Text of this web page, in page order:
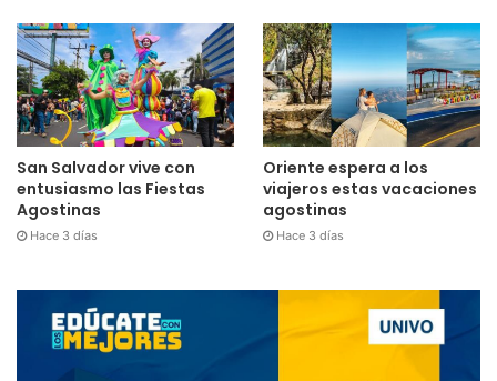
San Salvador vive con
entusiasmo las Fiestas
Agostinas
Hace 3 días
Oriente espera a los
viajeros estas vacaciones
agostinas
Hace 3 días